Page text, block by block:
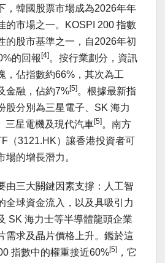
，韓國股票市場成為2026年年
的市場之一。KOSPI 200 指數
的股市基準之一，自2026年初
的回報[4]。按行業劃分，資訊
，佔指數約66%，其次為工
金融，佔約7%[5]。根據最新指
股分別為三星電子、SK 海力
三星電機及現代汽車[5]。南方
（3121.HK）讓香港投資者可
場的增長潛力。
由三大關鍵因素支撐：人工智
全球資金流入，以及具吸引力
SK 海力士等半導體龍頭企業
需求及晶片價格上升。鑑於這
指數中的權重接近60%[5] ，它